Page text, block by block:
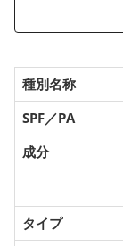
種別名称
SPF／PA
成分
タイプ